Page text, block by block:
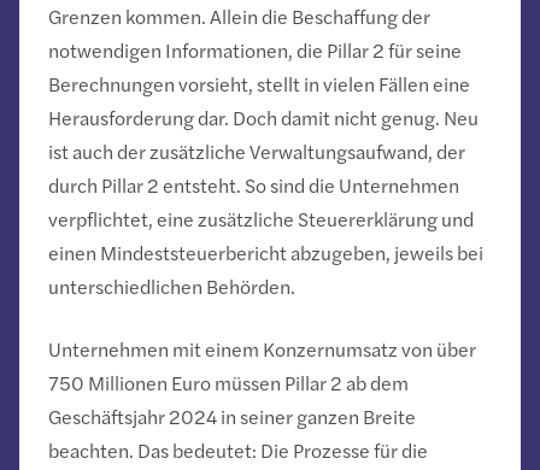
Grenzen kommen. Allein die Beschaffung der
notwendigen Informationen, die Pillar 2 für seine
Berechnungen vorsieht, stellt in vielen Fällen eine
Herausforderung dar. Doch damit nicht genug. Neu
ist auch der zusätzliche Verwaltungsaufwand, der
durch Pillar 2 entsteht. So sind die Unternehmen
verpflichtet, eine zusätzliche Steuererklärung und
einen Mindeststeuerbericht abzugeben, jeweils bei
unterschiedlichen Behörden.
Unternehmen mit einem Konzernumsatz von über
750 Millionen Euro müssen Pillar 2 ab dem
Geschäftsjahr 2024 in seiner ganzen Breite
beachten. Das bedeutet: Die Prozesse für die